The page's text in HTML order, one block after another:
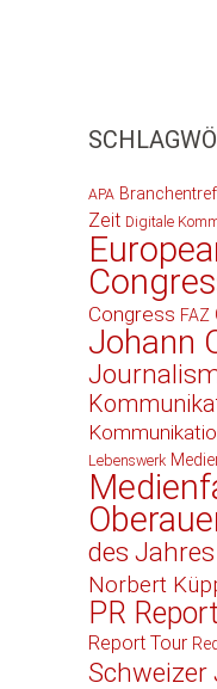
APA
Zeit Digitale
Congress FAZ
Johann
Lebenswerk
des Jahres
Norbert
PR Report
Report Tour